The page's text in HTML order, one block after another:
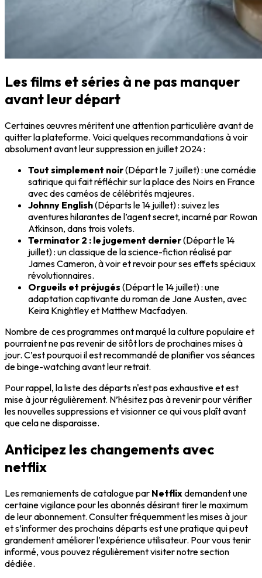
Les films et séries à ne pas manquer
avant leur départ
Certaines œuvres méritent une attention particulière avant de
quitter la plateforme. Voici quelques recommandations à voir
absolument avant leur suppression en juillet 2024 :
Tout simplement noir(Départ le 7 juillet) : une comédie
satirique qui fait réfléchir sur la place des Noirs en France
avec des caméos de célébrités majeures.
Johnny English(Départs le 14 juillet) : suivez les
aventures hilarantes de l’agent secret, incarné par Rowan
Atkinson, dans trois volets.
Terminator 2 : le jugement dernier(Départ le 14
juillet) : un classique de la science-fiction réalisé par
James Cameron, à voir et revoir pour ses effets spéciaux
révolutionnaires.
Orgueils et préjugés (Départ le 14 juillet) : une
adaptation captivante du roman de Jane Austen, avec
Keira Knightley et Matthew Macfadyen.
Nombre de ces programmes ont marqué la culture populaire et
pourraient ne pas revenir de sitôt lors de prochaines mises à
jour. C’est pourquoi il est recommandé de planifier vos séances
de binge-watching avant leur retrait.
Pour rappel, la liste des départs n'est pas exhaustive et est
mise à jour régulièrement. N’hésitez pas à revenir pour vérifier
les nouvelles suppressions et visionner ce qui vous plaît avant
que cela ne disparaisse.
Anticipez les changements avec
netflix
Les remaniements de catalogue par Netflixdemandent une
certaine vigilance pour les abonnés désirant tirer le maximum
de leur abonnement. Consulter fréquemment les mises à jour
et s’informer des prochains départs est une pratique qui peut
grandement améliorer l’expérience utilisateur. Pour vous tenir
informé, vous pouvez régulièrement visiter notre section
dédiée.